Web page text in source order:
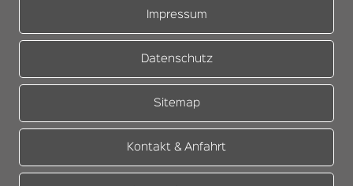
Impressum
Datenschutz
Sitemap
Kontakt & Anfahrt